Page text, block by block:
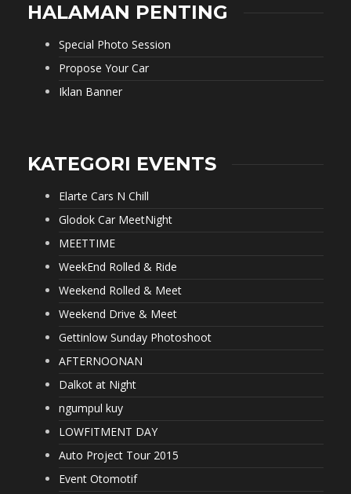
HALAMAN PENTING
Special Photo Session
Propose Your Car
Iklan Banner
KATEGORI EVENTS
Elarte Cars N Chill
Glodok Car MeetNight
MEETTIME
WeekEnd Rolled & Ride
Weekend Rolled & Meet
Weekend Drive & Meet
Gettinlow Sunday Photoshoot
AFTERNOONAN
Dalkot at Night
ngumpul kuy
LOWFITMENT DAY
Auto Project Tour 2015
Event Otomotif